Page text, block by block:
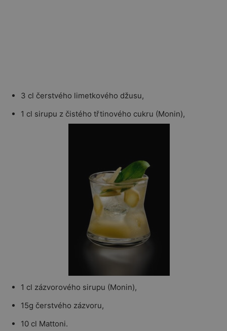
3 cl čerstvého limetkového džusu,
1 cl sirupu z čistého třtinového cukru (Monin),
1 cl zázvorového sirupu (Monin),
15g čerstvého zázvoru,
10 cl Mattoni.